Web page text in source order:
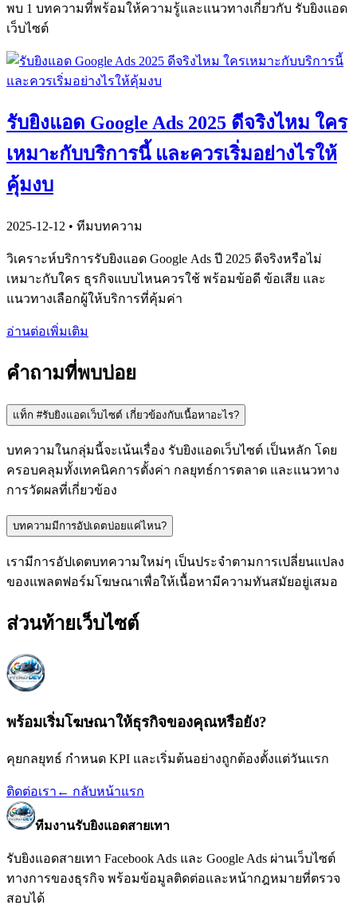
พบ 1 บทความที่พร้อมให้ความรู้และแนวทางเกี่ยวกับ รับยิงแอด
เว็บไซต์
รับยิงแอด Google Ads 2025 ดีจริงไหม ใคร
เหมาะกับบริการนี้ และควรเริ่มอย่างไรให้
คุ้มงบ
2025-12-12 • ทีมบทความ
วิเคราะห์บริการรับยิงแอด Google Ads ปี 2025 ดีจริงหรือไม่
เหมาะกับใคร ธุรกิจแบบไหนควรใช้ พร้อมข้อดี ข้อเสีย และ
แนวทางเลือกผู้ให้บริการที่คุ้มค่า
อ่านต่อเพิ่มเติม
คำถามที่พบบ่อย
แท็ก #รับยิงแอดเว็บไซต์ เกี่ยวข้องกับเนื้อหาอะไร?
บทความในกลุ่มนี้จะเน้นเรื่อง รับยิงแอดเว็บไซต์ เป็นหลัก โดย
ครอบคลุมทั้งเทคนิคการตั้งค่า กลยุทธ์การตลาด และแนวทาง
การวัดผลที่เกี่ยวข้อง
บทความมีการอัปเดตบ่อยแค่ไหน?
เรามีการอัปเดตบทความใหม่ๆ เป็นประจำตามการเปลี่ยนแปลง
ของแพลตฟอร์มโฆษณาเพื่อให้เนื้อหามีความทันสมัยอยู่เสมอ
ส่วนท้ายเว็บไซต์
พร้อมเริ่มโฆษณาให้ธุรกิจของคุณหรือยัง?
คุยกลยุทธ์ กำหนด KPI และเริ่มต้นอย่างถูกต้องตั้งแต่วันแรก
ติดต่อเรา ← กลับหน้าแรก
ทีมงานรับยิงแอดสายเทา
รับยิงแอดสายเทา Facebook Ads และ Google Ads ผ่านเว็บไซต์
ทางการของธุรกิจ พร้อมข้อมูลติดต่อและหน้ากฎหมายที่ตรวจ
สอบได้